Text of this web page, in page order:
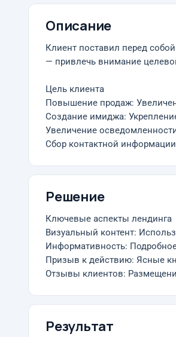
Описание
Клиент поставил перед
— привлечь внимание
Цель клиента
Повышение продаж:
Создание имиджа:
Увеличение
Сбор контактной
Решение
Ключевые аспекты лендинга
Визуальный контент:
Информативность:
Призыв к действию: Ясные
Отзывы клиентов:
Результат